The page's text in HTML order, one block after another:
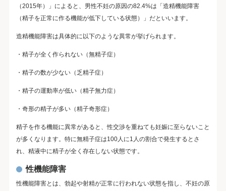
（2015年）」によると、男性不妊の原因の82.4%は「造精機能障害
（精子を正常に作る機能が低下している状態）」だといいます。
造精機能障害は具体的に以下のような異常が挙げられます。
・精子が全く作られない（無精子症）
・精子の数が少ない（乏精子症）
・精子の運動率が低い（精子無力症）
・奇形の精子が多い（精子奇形症）
精子を作る機能に異常があると、性交渉を重ねても妊娠に至らないこと
が多くなります。特に無精子症は100人に1人の割合で発生するとさ
れ、精液中に精子が全く存在しない状態です。
性機能障害
性機能障害とは、勃起や射精が正常に行われない状態を指し、不妊の原